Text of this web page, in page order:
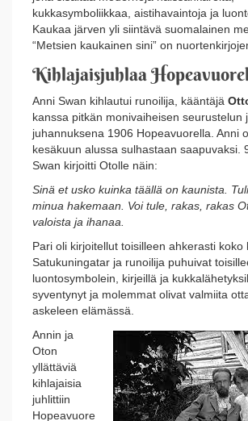
kukkasymboliikkaa, aistihavaintoja ja
Kaukaa järven yli siintävä suomalainen
“Metsien kaukainen sini” on
Kihlajaisjuhlaa
Anni Swan kihlautui runoilija, kääntäjä
kanssa pitkän monivaiheisen seurustelun
juhannuksena 1906 Hopeavuorella. Anni
kesäkuun alussa sulhastaan saapuvaksi.
Swan kirjoitti Otolle näin:
Sinä et usko kuinka täällä on kaunista.
minua hakemaan. Voi tule, rakas, rakas
valoista ja ihanaa.
Pari oli kirjoitellut toisilleen ahkerasti koko
Satukuningatar ja runoilija puhuivat
luontosymbolein, kirjeillä ja
syventynyt ja molemmat olivat valmiita
askeleen elämässä.
Annin ja
Oton
yllättäviä
kihlajaisia
juhlittiin
Hopeavuore